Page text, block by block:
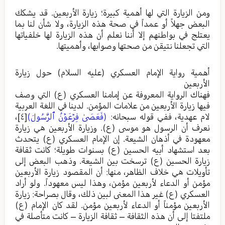
ومن الزيارة التي لها أهمية كبيرة؛ زيارة الأربعين. قد يشكك
البعض جهلاً أو عمداً في صحة هذه الزيارة، ولا شأن لنا بما
يعتلج في بواطنهم إلا أننا نعلم أن هذه الزيارة لها خلفياتها
التي تجعلنا نتيقن من صحتها وصوابها، وأهميتها.
أهمية رواية الإمام العسكري (عليه السلام) حول زيارة
الأربعين
فهناك الرواية المعروفة عن إمامنا العسكري (ع) التي وصف
فيها زيارة الأربعين من علامات المؤمن. لدينا في اللغة العربية
لام عهدية، ففي قوله سبحانه: (فَعَصَىٰ فِرۡعَوۡنُ ٱلرَّسُولَ)[٤]
،
نعرف أن الرسول هو موسى (ع). وزيارة الأربعين هي زيارة
معهودة في أذهان الشيعة. إن الإمام العسكري (ع) يتحدث
بعد استشهاد أبيه الحسين (ع) بسنوات طويلة؛ كانت ثقافة
زيارة الحسين (ع) ترسخت بين الشيعة. وذهب البعض إلى
تأويلات هي خلاف الظاهر، منها: أن المقصود زيارة الأربعين
مؤمن أو الدعاء لأربعين مؤمن، وهذا ليس معهوداً. ولو أراد
العسكري (ع) غير هذا المعنى لبين ذلك، وقال بصراحة: زيارة
الأربعين مؤمناً أو الدعاء لأربعين مؤمن. لقد كان الإمام (ع)
ملتفتا إلى أن هذه الثقافة – ثقافة الزيارة – كانت متأصلة في